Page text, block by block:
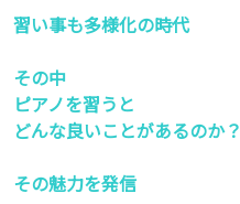
習い事も多様化の時代
その中
ピアノを習うと
どんな良いことがあるのか？
その魅力を発信